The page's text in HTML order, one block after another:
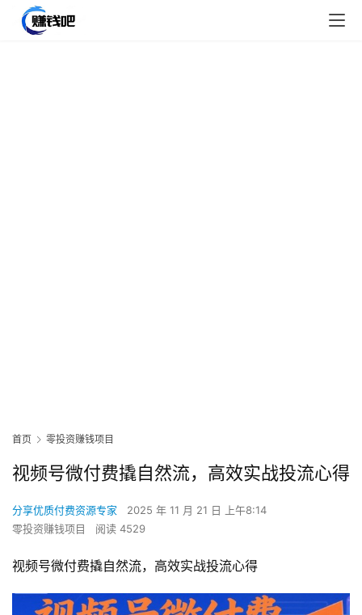
首页 零投资赚钱项目
视频号微付费撬自然流，高效实战投流心得
分享优质付费资源专家
2025 年 11 月 21 日 上午8:14
零投资赚钱项目
阅读 4529
视频号微付费撬自然流，高效实战投流心得